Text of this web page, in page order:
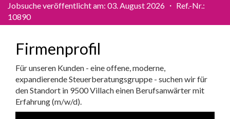
Jobsuche veröffentlicht am: 03. August 2026 ・ Ref.-Nr.:
10890
Firmenprofil
Für unseren Kunden - eine offene, moderne,
expandierende Steuerberatungsgruppe - suchen wir für
den Standort in 9500 Villach einen Berufsanwärter mit
Erfahrung (m/w/d).